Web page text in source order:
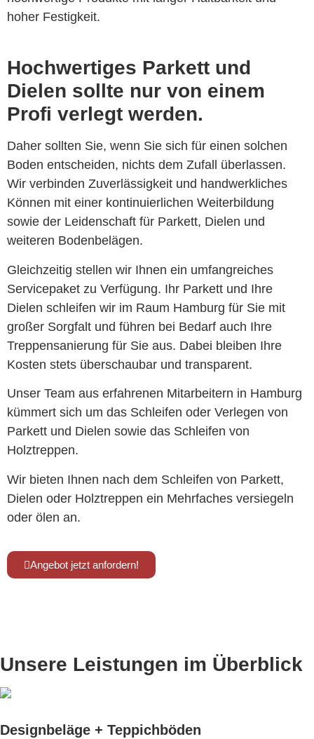
hoher Festigkeit.
Hochwertiges Parkett und
Dielen sollte nur von einem
Profi verlegt werden.
Daher sollten Sie, wenn Sie sich für einen solchen
Boden entscheiden, nichts dem Zufall überlassen.
Wir verbinden Zuverlässigkeit und handwerkliches
Können mit einer kontinuierlichen Weiterbildung
sowie der Leidenschaft für Parkett, Dielen und
weiteren Bodenbelägen.
Gleichzeitig stellen wir Ihnen ein umfangreiches
Servicepaket zu Verfügung. Ihr Parkett und Ihre
Dielen schleifen wir im Raum Hamburg für Sie mit
großer Sorgfalt und führen bei Bedarf auch Ihre
Treppensanierung für Sie aus. Dabei bleiben Ihre
Kosten stets überschaubar und transparent.
Unser Team aus erfahrenen Mitarbeitern in Hamburg
kümmert sich um das Schleifen oder Verlegen von
Parkett und Dielen sowie das Schleifen von
Holztreppen.
Wir bieten Ihnen nach dem Schleifen von Parkett,
Dielen oder Holztreppen ein Mehrfaches versiegeln
oder ölen an.
Angebot jetzt anfordern!
Unsere Leistungen im Überblick
Designbeläge + Teppichböden